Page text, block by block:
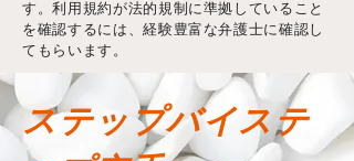
す。利用規約が法的規制に準拠していること
を確認するには、経験豊富な弁護士に確認し
てもらいます。
ステップバイステ